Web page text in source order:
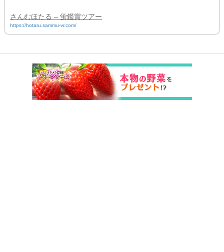
さんむほたる – 蛍鑑賞ツアー
https://hotaru.sammu-vr.com/